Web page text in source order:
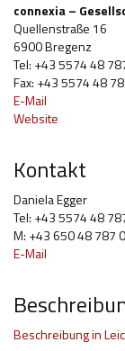
connexia –
Quellenstraße 16
6900 Bregenz
Tel: +43 5574 48
Fax: +43 5574 48
E-Mail
Website
Kontakt
Daniela Egger
Tel: +43 5574 48
M: +43 650 48 787
E-Mail
Beschreibung in
Gesetze und
Gesetzliche
Gesundheitliche
Hilfsmittel und
Kindheit und
Selbsthilfe und
Pflege,
Wohnen